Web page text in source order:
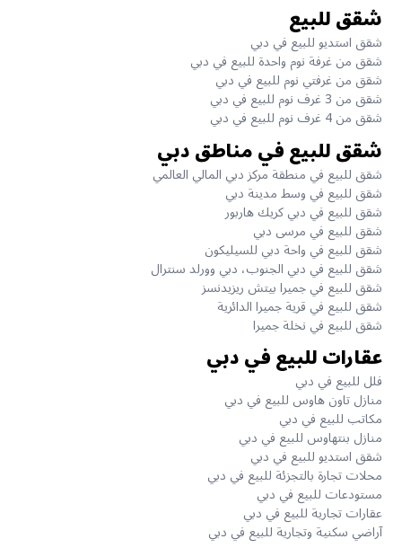
شقق للبيع
شقق استديو للبيع في دبي
شقق من غرفة نوم واحدة للبيع في دبي
شقق من غرفتي نوم للبيع في دبي
شقق من 3 غرف نوم للبيع في دبي
شقق من 4 غرف نوم للبيع في دبي
شقق للبيع في مناطق دبي
شقق للبيع في منطقة مركز دبي المالي العالمي
شقق للبيع في وسط مدينة دبي
شقق للبيع في دبي كريك هاربور
شقق للبيع في مرسى دبي
شقق للبيع في واحة دبي للسيليكون
شقق للبيع في دبي الجنوب، دبي وورلد سنترال
شقق للبيع في جميرا بيتش ريزيدنسز
شقق للبيع في قرية جميرا الدائرية
شقق للبيع في نخلة جميرا
عقارات للبيع في دبي
فلل للبيع في دبي
منازل تاون هاوس للبيع في دبي
مكاتب للبيع في دبي
منازل بنتهاوس للبيع في دبي
شقق استديو للبيع في دبي
محلات تجارة بالتجزئة للبيع في دبي
مستودعات للبيع في دبي
عقارات تجارية للبيع في دبي
آراضي سكنية وتجارية للبيع في دبي